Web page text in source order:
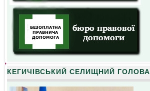
КЕГИЧІВСЬКИЙ СЕЛИЩНИЙ ГОЛОВА